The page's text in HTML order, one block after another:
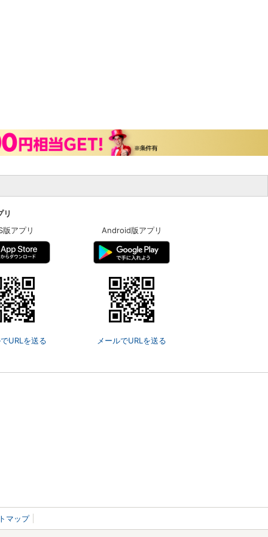
版アプリ
URLを送る
Android版アプリ
メールでURLを送る
マップ